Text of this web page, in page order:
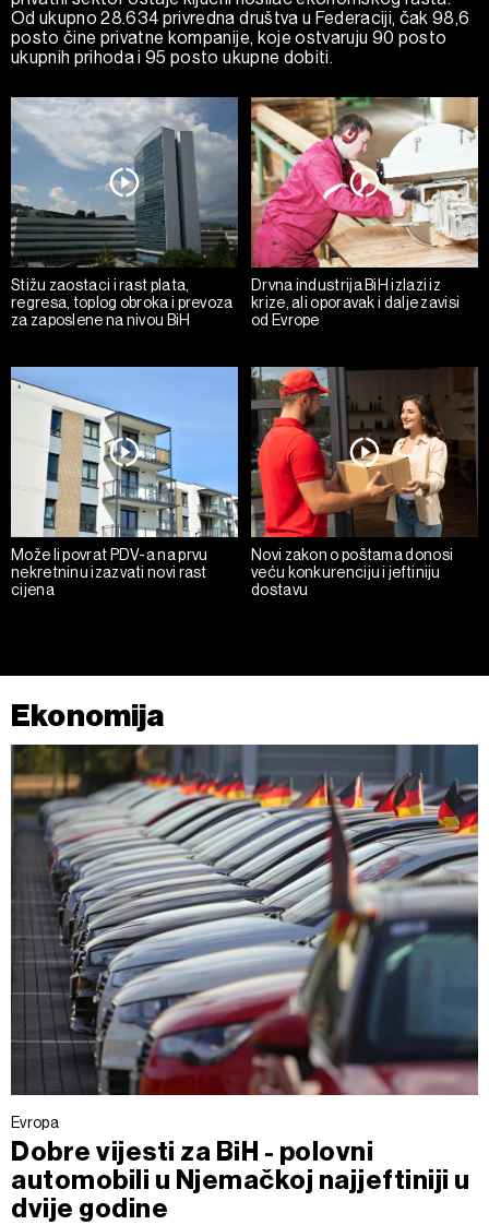
Od ukupno 28.634 privredna društva u Federaciji, čak 98,6
posto čine privatne kompanije, koje ostvaruju 90 posto
ukupnih prihoda i 95 posto ukupne dobiti.
Stižu zaostaci i rast plata,
regresa, toplog obroka i prevoza
za zaposlene na nivou BiH
Drvna industrija BiH izlazi iz
krize, ali oporavak i dalje zavisi
od Evrope
Može li povrat PDV-a na prvu
nekretninu izazvati novi rast
cijena
Novi zakon o poštama donosi
veću konkurenciju i jeftiniju
dostavu
Ekonomija
Evropa
Dobre vijesti za BiH - polovni
automobili u Njemačkoj najjeftiniji u
dvije godine